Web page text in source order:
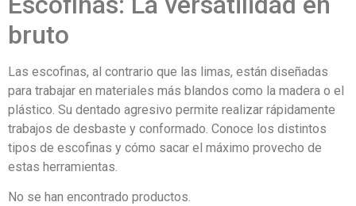
bruto
Las escofinas, al contrario que las limas, están diseñadas
para trabajar en materiales más blandos como la madera o el
plástico. Su dentado agresivo permite realizar rápidamente
trabajos de desbaste y conformado. Conoce los distintos
tipos de escofinas y cómo sacar el máximo provecho de
estas herramientas.
No se han encontrado productos.